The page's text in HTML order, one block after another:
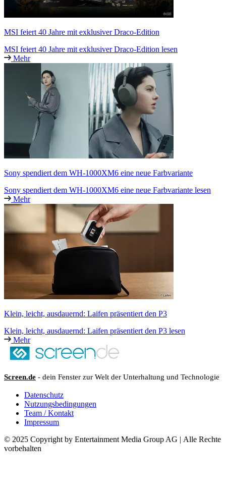
MSI feiert 40 Jahre mit exklusiver Draco-Edition
MSI feiert 40 Jahre mit exklusiver Draco-Edition lesen
Mehr
Sony spendiert dem WH-1000XM6 eine neue Farbvariante
Sony spendiert dem WH-1000XM6 eine neue Farbvariante lesen
Mehr
Klein, leicht, ausdauernd: Laifen präsentiert den P3
Klein, leicht, ausdauernd: Laifen präsentiert den P3 lesen
Mehr
Screen.de - dein Fenster zur Welt der Unterhaltung und Technologie
Datenschutz
Nutzungsbedingungen
Team / Kontakt
Impressum
© 2025 Copyright by Entertainment Media Group AG | Alle Rechte
vorbehalten